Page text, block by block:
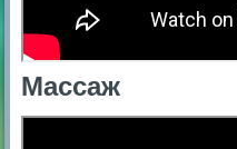
Массаж